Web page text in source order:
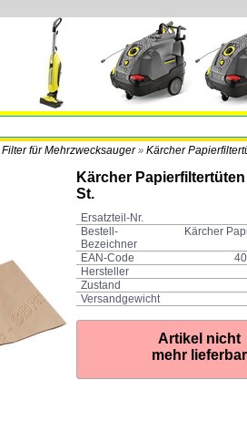
Filter für Mehrzwecksauger» Kärcher
Kärcher
St.
Ersatzteil-Nr.
Bestell-
Bezeichner
Kärcher
EAN-Code
Hersteller
Zustand
Versandgewicht
Artikel nicht
mehr lieferbar